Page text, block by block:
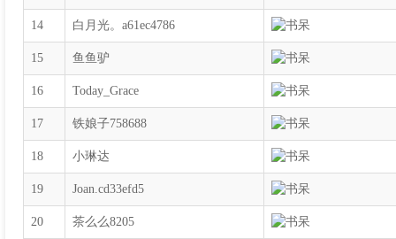
14 白月光。a61ec4786
15 鱼鱼驴
16 Today_Grace
17 铁娘子758688
18 小琳达
19 Joan.cd33efd5
20 茶么么8205